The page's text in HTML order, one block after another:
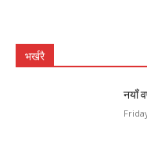
भर्खरै
नयाँ